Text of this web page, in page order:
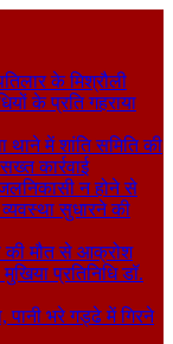
के मिश्रौली
के प्रति गहराया
में शांति समिति की
कार्रवाई
न होने से
व्यवस्था सुधारने की
की मौत से आक्रोश
प्रतिनिधि डॉ.
पानी भरे गड्ढे में गिरने